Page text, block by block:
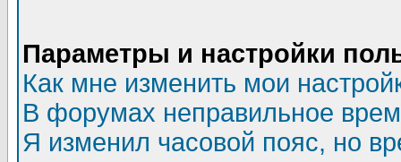
Параметры и настройки
Как мне изменить мои
В форумах неправильное
Я изменил часовой пояс, но